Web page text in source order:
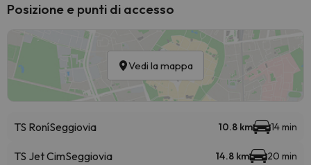
Posizione e punti di accesso
Vedi la mappa
TS RoníSeggiovia 10.8 km 14 min
TS Jet CimSeggiovia 14.8 km 20 min